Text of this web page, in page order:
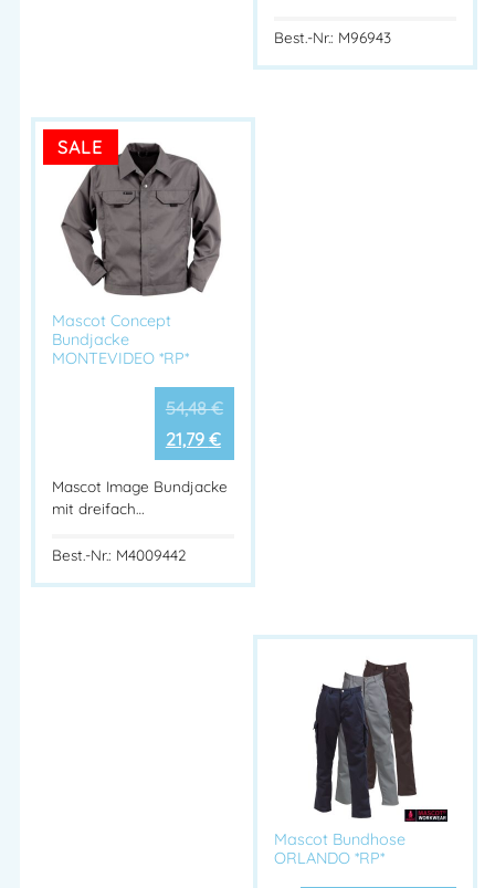
Best.-Nr.: M96943
SALE
Mascot Concept
Bundjacke
MONTEVIDEO *RP*
54,48€
21,79 €
Mascot Image Bundjacke
mit dreifach…
Best.-Nr.: M4009442
Mascot Bundhose
ORLANDO *RP*